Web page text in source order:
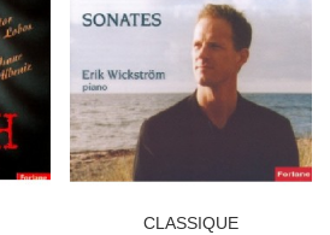
CLASSIQUE